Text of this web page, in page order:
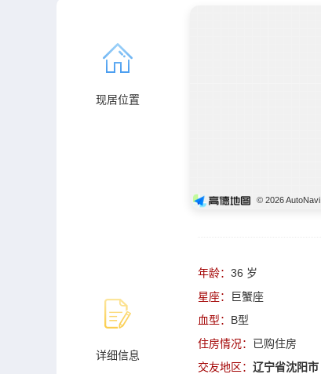
现居位置
© 2026 AutoNavi
详细信息
年龄： 36 岁
星座：
巨蟹座
血型： B型
住房情况： 已购住房
交友地区： 辽宁省沈阳市